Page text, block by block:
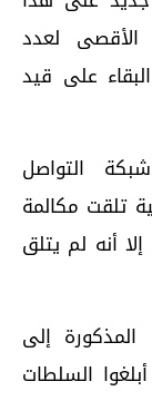
لعدد
على قيد
التواصل
تلقت مكالمة
أنه لم يتلق
إلى
السلطات